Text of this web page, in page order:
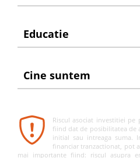
Educatie
Cine suntem
Riscul asociat investitiei
fiind dat de posibilitatea de
initial sau intreaga suma.
financiar tranzactionat, pot
mai importante fiind: riscul asupra